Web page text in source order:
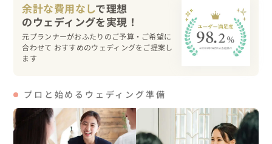
におふたりもゲストと同じテーブルに配置し、和やかな雰
囲気に囲まれました。
ご家族一人一人の自己紹介タイムを設け、お身内だけだっ
たからこそ、気張ることなく温かい時間となりました。
で遊んでいて、大人も混じったり、まるでホームパーティ
パーティー後、両家のお母様から、「本当にいい結婚式だ
った、こんな優しい時間をありがとうございました」とお
余計な費用なしで理想
元プランナーがおふたりのご予算・ご希望に
合わせて おすすめのウェディングをご提案し
ます
プロと始めるウェディング準備